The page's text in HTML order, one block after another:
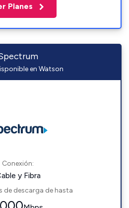
Planes
en Watson
Conexión:
y Fibra
de descarga de hasta